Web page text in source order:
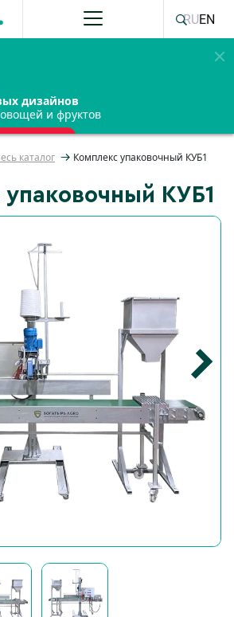
дизайнов
и фруктов
RUEN
каталог Комплекс упаковочный КУБ1
КУБ1